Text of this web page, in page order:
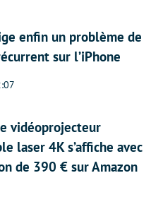
enfin un problème de
sur l’iPhone
vidéoprojecteur
laser 4K s’affiche avec
de 390 € sur Amazon